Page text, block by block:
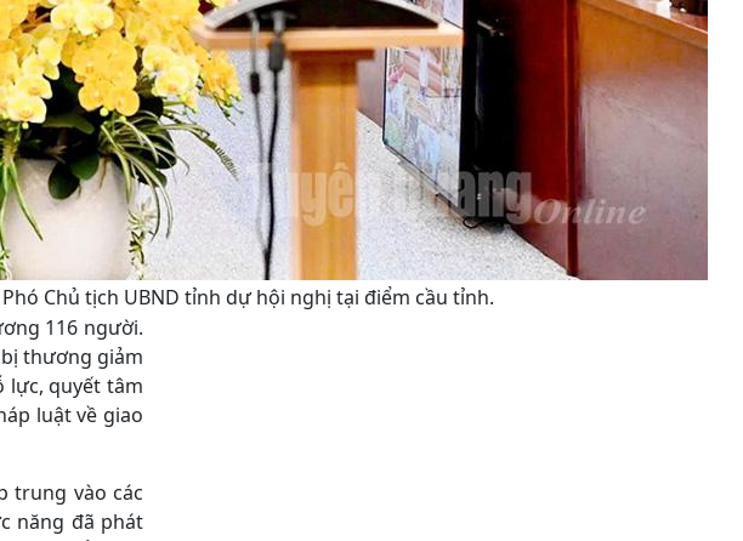
Chủ tịch UBND tỉnh dự hội nghị tại điểm cầu tỉnh.
116 người.
bị thương giảm
lực, quyết tâm
luật về giao
trung vào các
năng đã phát